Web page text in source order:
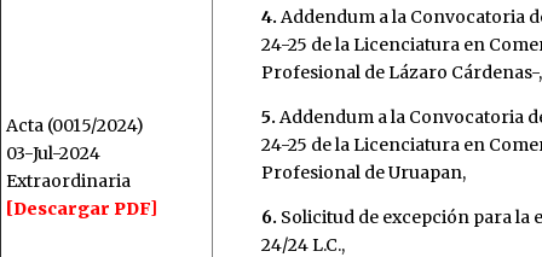
Acta (0015/2024)
03-Jul-2024
Extraordinaria
[Descargar PDF]
4. Addendum a la Convocatoria
24-25 de la Licenciatura en
Profesional de Lázaro Cárdenas-,
5. Addendum a la Convocatoria
24-25 de la Licenciatura en
Profesional de Uruapan,
6. Solicitud de excepción para
24/24 L.C.,